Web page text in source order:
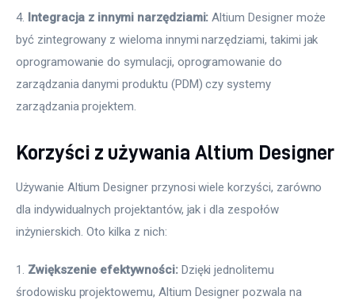
4. Integracja z innymi narzędziami: Altium Designer może
być zintegrowany z wieloma innymi narzędziami, takimi jak
oprogramowanie do symulacji, oprogramowanie do
zarządzania danymi produktu (PDM) czy systemy
zarządzania projektem.
Korzyści z używania Altium Designer
Używanie Altium Designer przynosi wiele korzyści, zarówno
dla indywidualnych projektantów, jak i dla zespołów
inżynierskich. Oto kilka z nich:
1. Zwiększenie efektywności: Dzięki jednolitemu
środowisku projektowemu, Altium Designer pozwala na